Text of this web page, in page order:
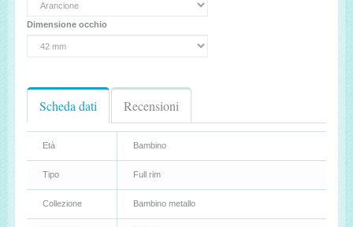
Dimensione occhio
Scheda dati Recensioni
Età Bambino
Tipo Full rim
Collezione Bambino metallo